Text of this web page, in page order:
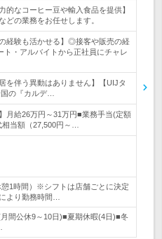
的なコーヒー豆や輸入食品を提供】
どの業務をお任せします。
経験も活かせる】◎接客や販売の経
・アルバイトから正社員にチャレ
を伴う異動はありません】【UIJタ
の『カルデ…
月給26万円～31万円■業務手当(定額
当額（27,500円～…
1時間）※シフトは店舗ごとに決定
より勤務時間…
間公休9～10日)■夏期休暇(4日)■冬